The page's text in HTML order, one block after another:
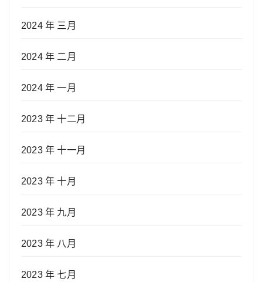
2024 年 三月
2024 年 二月
2024 年 一月
2023 年 十二月
2023 年 十一月
2023 年 十月
2023 年 九月
2023 年 八月
2023 年 七月